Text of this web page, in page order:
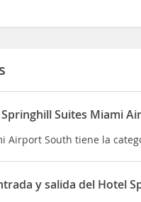
Suites Miami
Airport South tiene la
y salida del Hotel